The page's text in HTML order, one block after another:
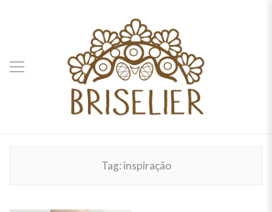
Tag: inspiração